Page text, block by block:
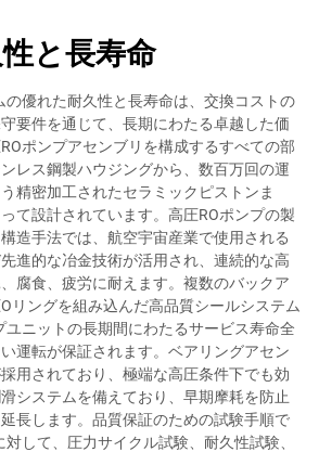
と長寿命
の優れた耐久性と長寿命は、交換コストの
要件を通じて、長期にわたる卓越した価
ポンプアセンブリを構成するすべての部
レス鋼製ハウジングから、数百万回の運
精密加工されたセラミックピストンま
て設計されています。高圧ROポンプの製
造手法では、航空宇宙産業で使用される
進的な冶金技術が活用され、連続的な高
腐食、疲労に耐えます。複数のバックア
リングを組み込んだ高品質シールシステム
ユニットの長期間にわたるサービス寿命全
運転が保証されます。ベアリングアセン
用されており、極端な高圧条件下でも効
システムを備えており、早期摩耗を防止
長します。品質保証のための試験手順で
して、圧力サイクル試験、耐久性試験、